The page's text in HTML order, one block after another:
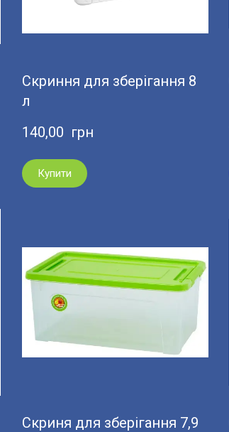
Скриння для зберігання 8
л
140,00  грн
Купити
Скриня для зберігання 7,9